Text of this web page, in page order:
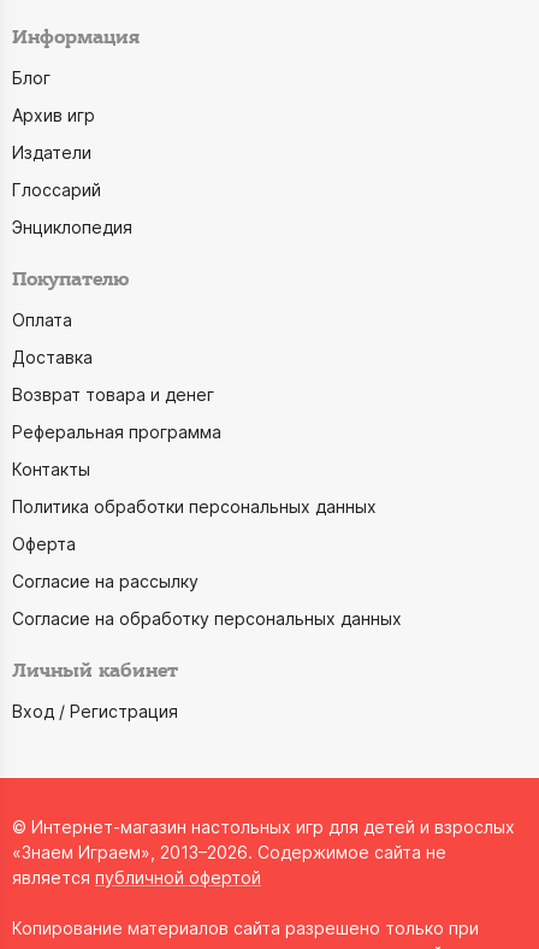
Информация
Блог
Архив игр
Издатели
Глоссарий
Энциклопедия
Покупателю
Оплата
Доставка
Возврат товара и денег
Реферальная программа
Контакты
Политика обработки персональных данных
Оферта
Согласие на рассылку
Согласие на обработку персональных данных
Личный кабинет
Вход / Регистрация
© Интернет-магазин настольных игр для детей и взрослых
«Знаем Играем», 2013–2026. Содержимое сайта не
является публичной офертой
Копирование материалов сайта разрешено только при